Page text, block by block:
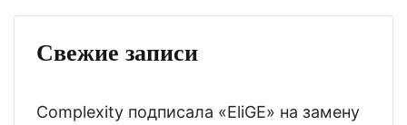
Свежие записи
Complexity подписала «EliGE» на замену